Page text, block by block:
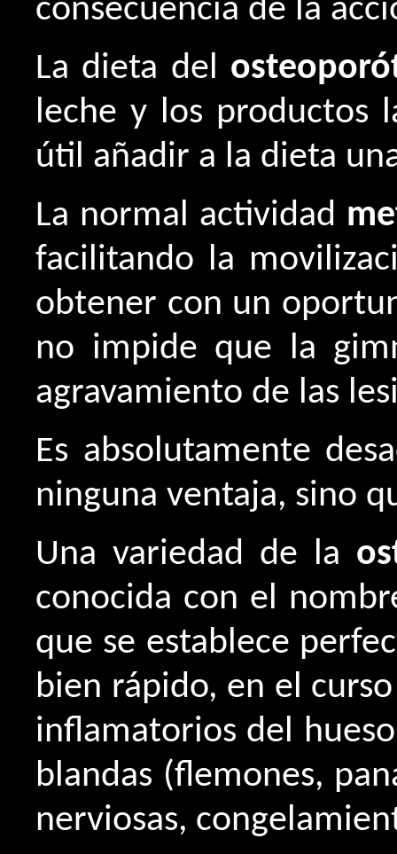
consecuencia de la
La dieta del
leche y los productos
útil añadir a la dieta
La normal actividad
facilitando la
obtener con un
no impide que la
agravamiento de las
Es absolutamente
ninguna ventaja, sino
Una variedad de la
conocida con el
que se establece
bien rápido, en el
inflamatorios del
blandas (flemones,
nerviosas,